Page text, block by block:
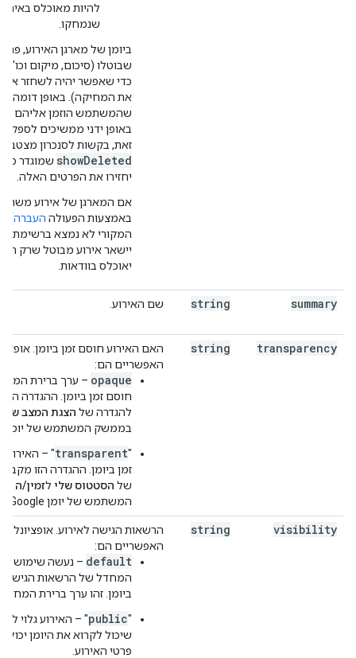
להיות מאוכלס
שנמחקו.
ביומן של מארגן האירוע,
שבוטלו (סיכום, מיקום וכו')
כדי שאפשר יהיה לשחזר
את המחיקה). באופן דומה,
שהמשתמש הוזמן אליהם
באופן ידני ממשיכים לספק
זאת, בקשות לסנכרון
showDeleted
יחזירו את הפרטים האלה.
אם המארגן של אירוע
באמצעות הפעולה העברה
המקורי לא נמצא ברשימת
יישאר אירוע מבוטל שרק
יאוכלס בוודאות.
summary
string שם האירוע.
transparency
string
האם האירוע חוסם זמן ביומן.
האפשריים הם:
opaque – ערך ברירת
חוסם זמן ביומן. ההגדרה
להגדרה של הצגת המצב שלי
בממשק המשתמש של יומן Google.
‫"
transparent" – האירוע
זמן ביומן. ההגדרה הזו
של הסטטוס שלי לזמין/ה
המשתמש של יומן Google.
visibility
string
הרשאות הגישה לאירוע. אופציונלי.
האפשריים הם:
default – נעשה שימוש
המחדל של הרשאות הגישה
ביומן. זהו ערך ברירת
‫"
public" – האירוע גלוי
שיכול לקרוא את היומן יכול
פרטי האירוע.